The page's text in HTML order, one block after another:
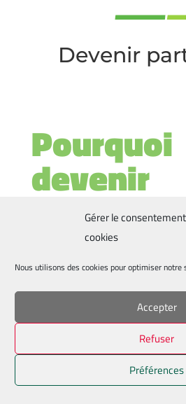
Gérer le
cookies
Nous utilisons des cookies pour optimiser
Accepter
Refuser
Préférences
Devenir
Pourquoi
devenir
pour votre fisibilité
soutenir la vie locale
EN SAVOIR PLUS